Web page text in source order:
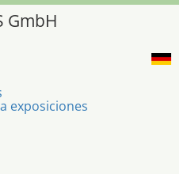
GmbH
exposiciones